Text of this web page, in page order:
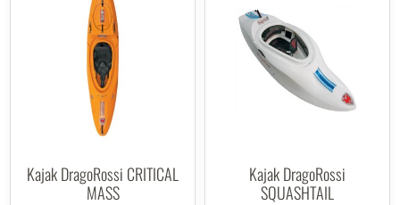
Kajak DragoRossi CRITICAL
MASS
Kajak DragoRossi
SQUASHTAIL